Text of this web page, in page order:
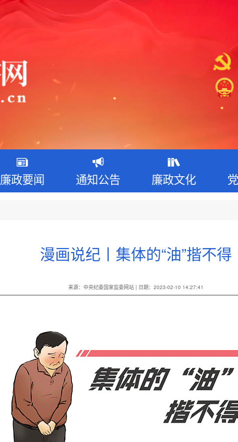
廉政要闻 通知公告 廉政文化
漫画说纪丨集体的“油”揩不得
来源：中央纪委国家监委网站 | 日期：2023-02-10 14:27:41